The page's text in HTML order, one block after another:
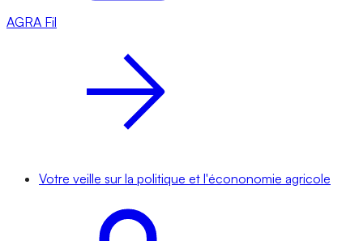
AGRA Fil
Votre veille sur la politique et l'écononomie agricole